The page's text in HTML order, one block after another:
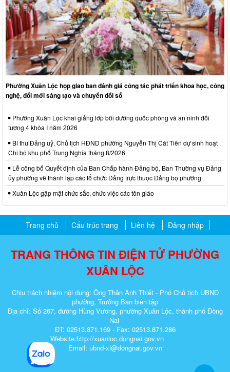
Phường Xuân Lộc họp giao ban đánh giá công tác phát triển khoa học, công
nghệ, đổi mới sáng tạo và chuyển đổi số
Phường Xuân Lộc khai giảng lớp bồi dưỡng quốc phòng và an ninh đối
tượng 4 khóa I năm 2026
Bí thư Đảng uỷ, Chủ tịch HĐND phường Nguyễn Thị Cát Tiên dự sinh hoạt
Chi bộ khu phố Trung Nghĩa tháng 8/2026
Lễ công bố Quyết định của Ban Chấp hành Đảng bộ, Ban Thường vụ Đảng
ủy phường về thành lập các tổ chức Đảng trực thuộc Đảng bộ phường
Xuân Lộc gặp mặt chức sắc, chức việc các tôn giáo
Trang chủ Cấu trúc trang Liên hệ Đăng nhập
TRANG THÔNG TIN ĐIỆN TỬ PHƯỜNG
XUÂN LỘC
Chịu trách nhiệm nội dung: Ông Thân Anh Thiết - Phó Chủ tịch UBND
phường, Trưởng Ban biên tập
Địa chỉ: Số 267, đường Hùng Vương, phường Xuân Lộc, thành phố Đồng
Nai
ĐT: 02513.871.169 - Fax: 02513.871.286
Website:http://xuanloc.dongnai.gov.vn
Email: ubnd-xl@dongnai.gov.vn​